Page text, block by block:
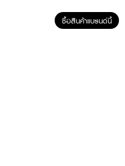
ซื้อสินค้าแบรนด์นี้